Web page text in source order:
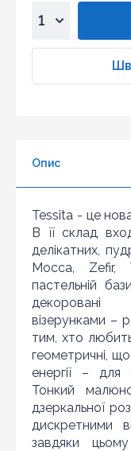
3
7
8
9
10
Опис
Tessita - це
В її склад
делікатних,
Mocca, Zefir,
пастельній
декоровані
візерунками –
тим, хто
геометричні,
енергії – для
Тонкий
дзеркальної
дискретними
завдяки
Шановні клієнти
по інтернету
дешевше ніж у
раді
що товар даної
наявності і ціна
магазині